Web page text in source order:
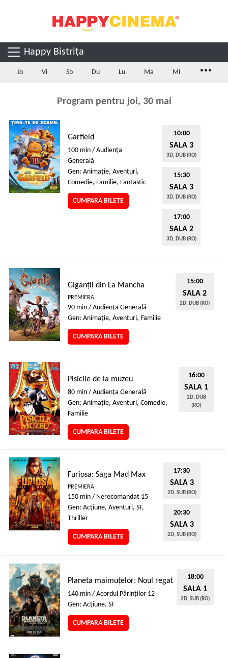
Happy Bistrița
Jo Vi Sb Du Lu Ma Mi ...
Program pentru joi, 30 mai
Garfield
100 min / Audienţa
Generală
Gen: Animaţie, Aventuri,
Comedie, Familie, Fantastic
CUMPARA BILETE
10:00
SALA 3
3D, DUB (RO)
15:30
SALA 3
3D, DUB (RO)
17:00
SALA 2
3D, DUB (RO)
Giganții din La Mancha
PREMIERA
90 min / Audienţa Generală
Gen: Animaţie, Aventuri, Familie
CUMPARA BILETE
15:00
SALA 2
2D, DUB (RO)
Pisicile de la muzeu
80 min / Audienţa Generală
Gen: Animaţie, Aventuri, Comedie,
Familie
CUMPARA BILETE
16:00
SALA 1
2D, DUB
(RO)
Furiosa: Saga Mad Max
PREMIERA
150 min / Nerecomandat 15
Gen: Acţiune, Aventuri, SF,
Thriller
CUMPARA BILETE
17:30
SALA 3
2D, SUB (RO)
20:30
SALA 3
2D, SUB (RO)
Planeta maimuțelor: Noul regat
140 min / Acordul Părinţilor 12
Gen: Acţiune, SF
CUMPARA BILETE
18:00
SALA 1
2D, SUB (RO)